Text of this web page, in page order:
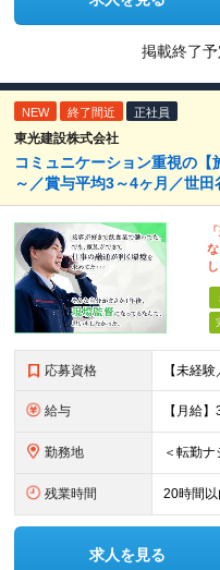
掲載終了予
NEW 終了間近 正社員
東光建設株式会社
コミュニケーション重視の
～／賞与平均3～4ヶ月／世
応募資格
給与
勤務地
残業時間 20時間以
求人を見る